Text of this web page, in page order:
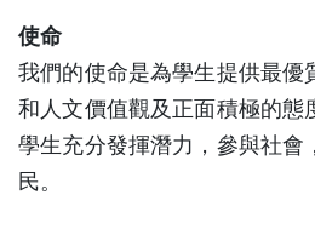
使命
我們的使命是為學生提供最優
和人文價值觀及正面積極的態
學生充分發揮潛力，參與社會
民。